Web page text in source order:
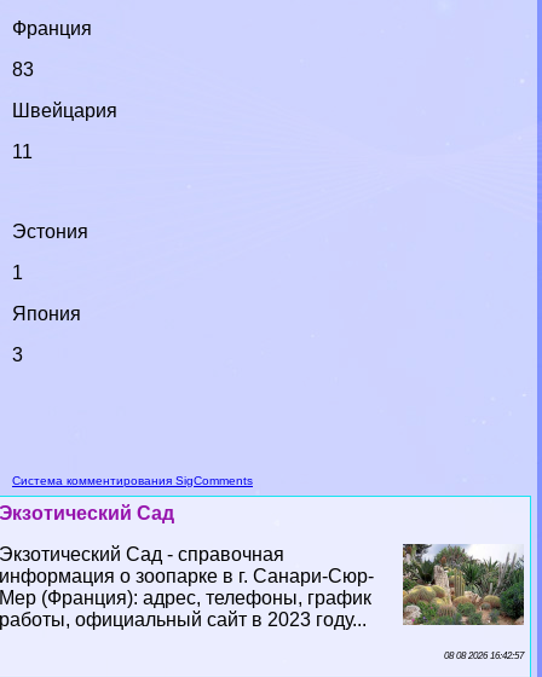
Франция
83
Швейцария
11
Эстония
1
Япония
3
Система комментирования SigComments
Экзотический Сад
Экзотический Сад - справочная
информация о зоопарке в г. Санари-Сюр-
Мер (Франция): адрес, телефоны, график
работы, официальный сайт в 2023 году...
08 08 2026 16:42:57